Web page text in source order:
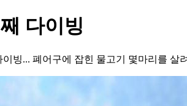
다이빙
빙... 폐어구에 잡힌 물고기 몇마리를 살